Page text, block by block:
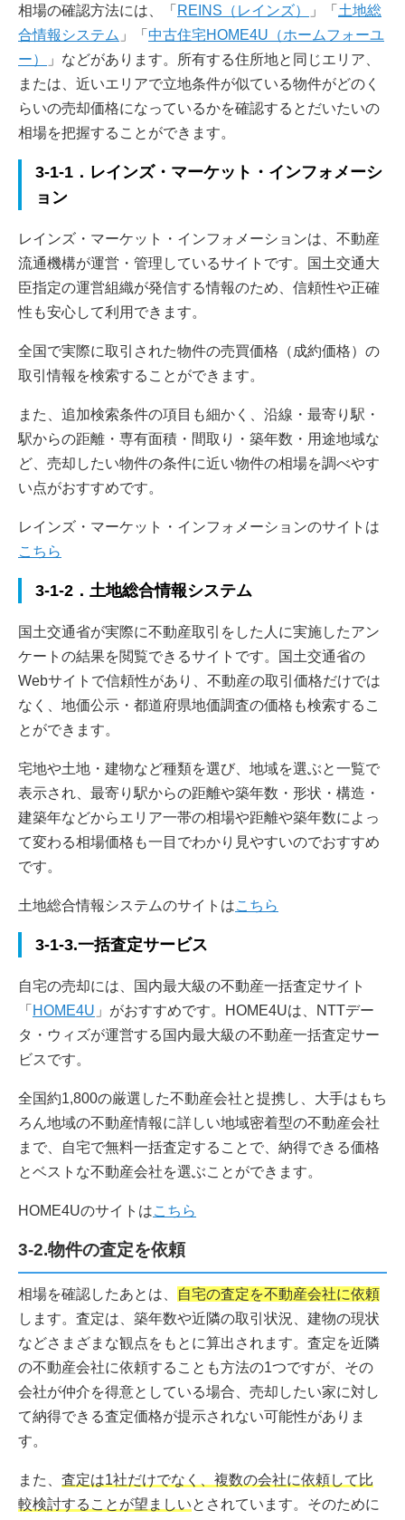
相場の確認方法には、「 REINS（レインズ） 」「 土地総
合情報システム 」「 中古住宅HOME4U（ホームフォーユ
ー）
」などがあります。所有する住所地と同じエリア、
または、近いエリアで立地条件が似ている物件がどのく
らいの売却価格になっているかを確認するとだいたいの
相場を把握することができます。
3-1-1．レインズ・マーケット・インフォメーシ
ョン
レインズ・マーケット・インフォメーションは、不動産
流通機構が運営・管理しているサイトです。国土交通大
臣指定の運営組織が発信する情報のため、信頼性や正確
性も安心して利用できます。
全国で実際に取引された物件の売買価格（成約価格）の
取引情報を検索することができます。
また、追加検索条件の項目も細かく、沿線・最寄り駅・
駅からの距離・専有面積・間取り・築年数・用途地域な
ど、売却したい物件の条件に近い物件の相場を調べやす
い点がおすすめです。
レインズ・マーケット・インフォメーションのサイトは
こちら
3-1-2．土地総合情報システム
国土交通省が実際に不動産取引をした人に実施したアン
ケートの結果を閲覧できるサイトです。国土交通省の
Webサイトで信頼性があり、不動産の取引価格だけでは
なく、地価公示・都道府県地価調査の価格も検索するこ
とができます。
宅地や土地・建物など種類を選び、地域を選ぶと一覧で
表示され、最寄り駅からの距離や築年数・形状・構造・
建築年などからエリア一帯の相場や距離や築年数によっ
て変わる相場価格も一目でわかり見やすいのでおすすめ
です。
土地総合情報システムのサイトはこちら
3-1-3.一括査定サービス
自宅の売却には、国内最大級の不動産一括査定サイト
「 HOME4U 」がおすすめです。HOME4Uは、NTTデー
タ・ウィズが運営する国内最大級の不動産一括査定サー
ビスです。
全国約1,800の厳選した不動産会社と提携し、大手はもち
ろん地域の不動産情報に詳しい地域密着型の不動産会社
まで、自宅で無料一括査定することで、納得できる価格
とベストな不動産会社を選ぶことができます。
HOME4Uのサイトはこちら
3-2.物件の査定を依頼
相場を確認したあとは、
自宅の査定を不動産会社に依頼
します。査定は、築年数や近隣の取引状況、建物の現状
などさまざまな観点をもとに算出されます。査定を近隣
の不動産会社に依頼することも方法の1つですが、その
会社が仲介を得意としている場合、売却したい家に対し
て納得できる査定価格が提示されない可能性がありま
す。
また、 査定は1社だけでなく、複数の会社に依頼して比
較検討することが望ましいとされています。そのために